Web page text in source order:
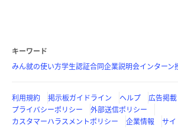
キーワード
みん就の使い方学生認証合同企業説明会インターン
利用規約 掲示板ガイドライン ヘルプ 広告掲載
プライバシーポリシー
外部送信ポリシー
カスタマーハラスメントポリシー
企業情報 サ